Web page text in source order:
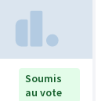
Soumis
au vote